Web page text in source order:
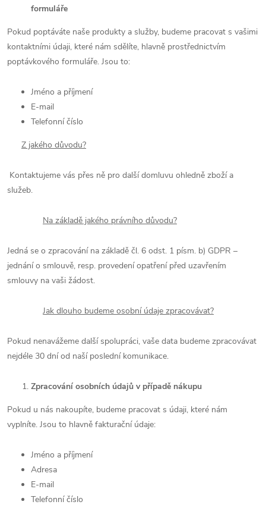
formuláře
Pokud poptáváte naše produkty a služby, budeme pracovat s vašimi
kontaktními údaji, které nám sdělíte, hlavně prostřednictvím
poptávkového formuláře. Jsou to:
Jméno a příjmení
E-mail
Telefonní číslo
Z jakého důvodu?
Kontaktujeme vás přes ně pro další domluvu ohledně zboží a
služeb.
Na základě jakého právního důvodu?
Jedná se o zpracování na základě čl. 6 odst. 1 písm. b) GDPR –
jednání o smlouvě, resp. provedení opatření před uzavřením
smlouvy na vaši žádost.
Jak dlouho budeme osobní údaje zpracovávat?
Pokud nenavážeme další spolupráci, vaše data budeme zpracovávat
nejdéle 30 dní od naší poslední komunikace.
Zpracování osobních údajů v případě nákupu
Pokud u nás nakoupíte, budeme pracovat s údaji, které nám
vyplníte. Jsou to hlavně fakturační údaje:
Jméno a příjmení
Adresa
E-mail
Telefonní číslo